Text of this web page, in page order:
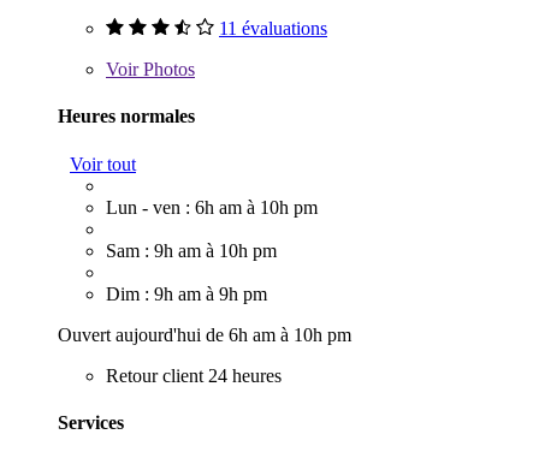
11 évaluations
VoirPhotos
Heures normales
Voir tout
Lun - ven : 6h am à 10h pm
Sam : 9h am à 10h pm
Dim : 9h am à 9h pm
Ouvert aujourd'hui de 6h am à 10h pm
Retour client 24 heures
Services